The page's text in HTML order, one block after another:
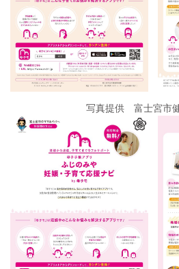
写真提供 富士宮市